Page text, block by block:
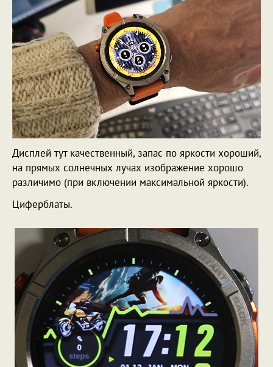
Дисплей тут качественный, запас по яркости хороший,
на прямых солнечных лучах изображение хорошо
различимо (при включении максимальной яркости).
Циферблаты.